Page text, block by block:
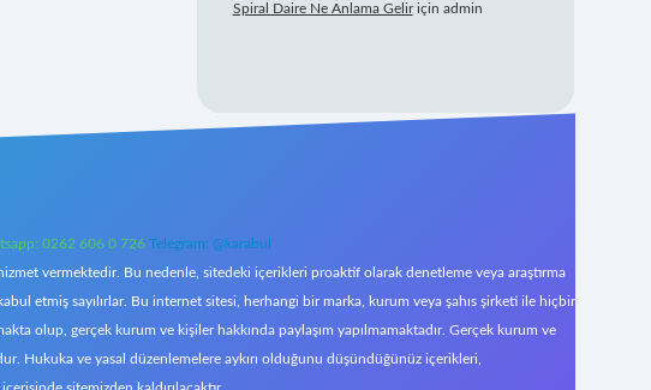
Spiral Daire Ne Anlama Geliriçin admin
0262 606 0 726 Telegram: @karabul
vermektedir. Bu nedenle, sitedeki içerikleri proaktif olarak denetleme veya araştırma
etmiş sayılırlar. Bu internet sitesi, herhangi bir marka, kurum veya şahıs şirketi ile hiçbir
olup, gerçek kurum ve kişiler hakkında paylaşım yapılmamaktadır. Gerçek kurum ve
Hukuka ve yasal düzenlemelere aykırı olduğunu düşündüğünüz içerikleri,